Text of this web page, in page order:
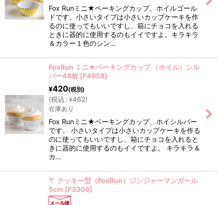
Fox Runミニ★ベーキングカップ、ホイルゴール
ドです。小さいタイプは小さいカップケーキを作
るのに使ってもいいですし、箱にチョコを入れる
ときに器的に使用するのもイイですよ。キラキラ
＆カラー１色のシン…
FoxRun ミニ★ベーキングカップ （ホイル）シル
バー48枚 [F4958]
¥420(税別)
(税込: ¥462)
在庫あり
Fox Runミニ★ベーキングカップ、ホイシルバー
です。 小さいタイプは小さいカップケーキを作る
のに使ってもいいですし、箱にチョコを入れると
きに器的に使用するのもイイですよ。 キラキラ＆
カ…
〒 クッキー型（FoxRun）ジンジャーマンガール
5cm [F3306]